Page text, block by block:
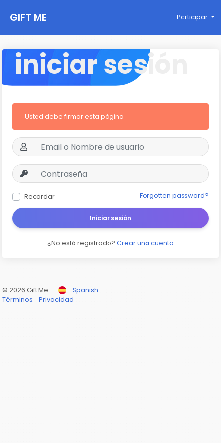
GIFT ME Participar
iniciar sesión
Usted debe firmar esta página
Recordar Forgotten password?
Iniciar sesión
¿No está registrado? Crear una cuenta
© 2026 Gift Me
Spanish
Términos
Privacidad